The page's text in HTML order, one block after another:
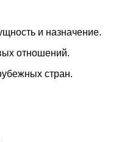
и назначение.
отношений.
стран.